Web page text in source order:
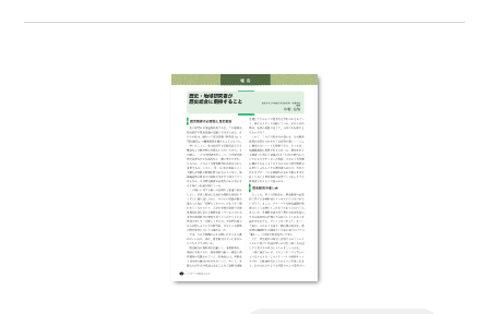
を、高校では一人1台 Chromebookを導入
で活用している。また私は2017年にロイロ
認定ティーチャー、2019年に Google 認定
イノベーター、2021年に Google 認定トレ
ーナー、2022年にロイロ授業デザイントレ
ーナーなどの資格を取得し、 ICT教育に関す
る実践を重ねてきた。